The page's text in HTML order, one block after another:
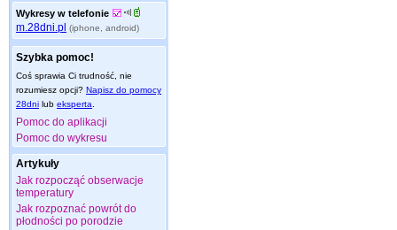
Wykresy w telefonie
m.28dni.pl (iphone, android)
Szybka pomoc!
Coś sprawia Ci trudność, nie
rozumiesz opcji? Napisz do pomocy
28dni lub eksperta
Pomoc do aplikacji
Pomoc do wykresu
Artykuły
Jak rozpocząć obserwacje
temperatury
Jak rozpoznać powrót do
płodności po porodzie